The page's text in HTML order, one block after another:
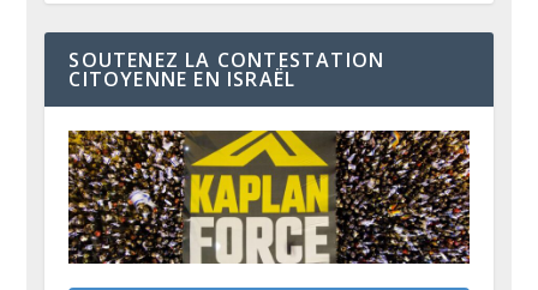
SOUTENEZ LA CONTESTATION
CITOYENNE EN ISRAËL